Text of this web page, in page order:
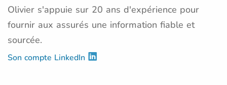
Olivier s'appuie sur 20 ans d'expérience pour
fournir aux assurés une information fiable et
sourcée.
Son compte LinkedIn